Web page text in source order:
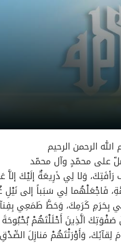
الرحمن الرحيم
على محمّدٍ وآل محمّد
وَلا لِي ذَرِيعَةٌ إلَيْكَ
فَاجْعَلْهُما لِي سَبَباً إلى
بِحَرَمِ كَرَمِكَ، وَحَطَّ طَمَعِي
الَّذِينَ أَحْلَلْتَهُمْ بُحْبُوحَةَ
لِقآئِكَ، وَأَوْرَثْتَهُمْ مَنازِلَ